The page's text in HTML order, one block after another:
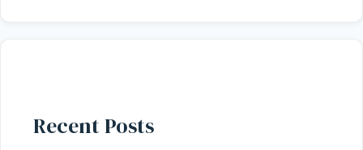
Recent Posts